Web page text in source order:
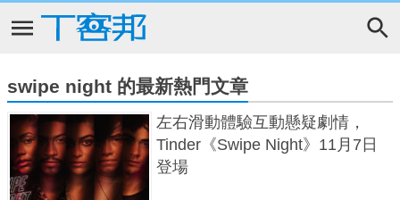
swipe night 的最新熱門文章
左右滑動體驗互動懸疑劇情，
Tinder《Swipe Night》11月7日
登場